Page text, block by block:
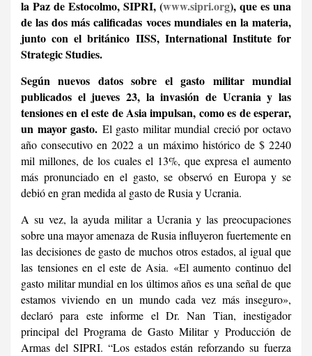
la Paz de Estocolmo, SIPRI, (www.sipri.org), que es una
de las dos más calificadas voces mundiales en la materia,
junto con el británico IISS, International Institute for
Strategic Studies.
Según nuevos datos sobre el gasto militar mundial
publicados el jueves 23, la invasión de Ucrania y las
tensiones en el este de Asia impulsan, como es de esperar,
un mayor gasto. El gasto militar mundial creció por octavo
año consecutivo en 2022 a un máximo histórico de $ 2240
mil millones, de los cuales el 13%, que expresa el aumento
más pronunciado en el gasto, se observó en Europa y se
debió en gran medida al gasto de Rusia y Ucrania.
A su vez, la ayuda militar a Ucrania y las preocupaciones
sobre una mayor amenaza de Rusia influyeron fuertemente en
las decisiones de gasto de muchos otros estados, al igual que
las tensiones en el este de Asia. «El aumento continuo del
gasto militar mundial en los últimos años es una señal de que
estamos viviendo en un mundo cada vez más inseguro»,
declaró para este informe el Dr. Nan Tian, inestigador
principal del Programa de Gasto Militar y Producción de
Armas del SIPRI. “Los estados están reforzando su fuerza